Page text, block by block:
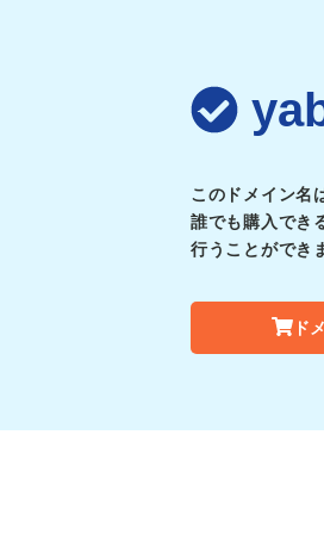
このドメイン名
誰でも購入でき
行うことができ
ド